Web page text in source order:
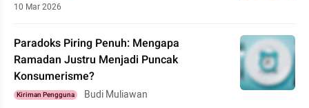
10 Mar 2026
Paradoks Piring Penuh: Mengapa
Ramadan Justru Menjadi Puncak
Konsumerisme?
Kiriman Pengguna Budi Muliawan